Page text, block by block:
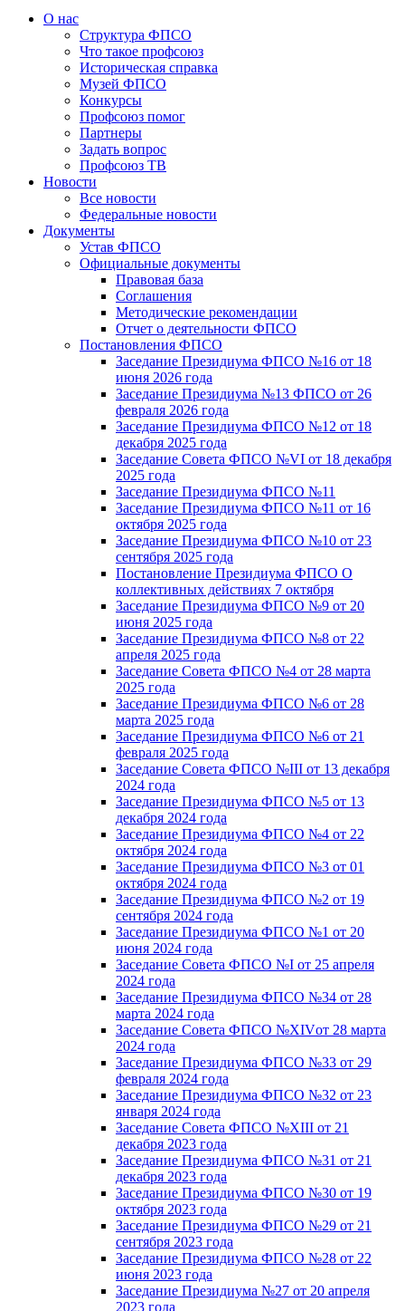
О нас
Структура ФПСО
Что такое профсоюз
Историческая справка
Музей ФПСО
Конкурсы
Профсоюз помог
Партнеры
Задать вопрос
Профсоюз ТВ
Новости
Все новости
Федеральные новости
Документы
Устав ФПСО
Официальные документы
Правовая база
Соглашения
Методические рекомендации
Отчет о деятельности ФПСО
Постановления ФПСО
Заседание Президиума ФПСО №16 от 18
июня 2026 года
Заседание Президиума №13 ФПСО от 26
февраля 2026 года
Заседание Президиума ФПСО №12 от 18
декабря 2025 года
Заседание Совета ФПСО №VI от 18 декабря
2025 года
Заседание Президиума ФПСО №11
Заседание Президиума ФПСО №11 от 16
октября 2025 года
Заседание Президиума ФПСО №10 от 23
сентября 2025 года
Постановление Президиума ФПСО О
коллективных действиях 7 октября
Заседание Президиума ФПСО №9 от 20
июня 2025 года
Заседание Президиума ФПСО №8 от 22
апреля 2025 года
Заседание Совета ФПСО №4 от 28 марта
2025 года
Заседание Президиума ФПСО №6 от 28
марта 2025 года
Заседание Президиума ФПСО №6 от 21
февраля 2025 года
Заседание Совета ФПСО №III от 13 декабря
2024 года
Заседание Президиума ФПСО №5 от 13
декабря 2024 года
Заседание Президиума ФПСО №4 от 22
октября 2024 года
Заседание Президиума ФПСО №3 от 01
октября 2024 года
Заседание Президиума ФПСО №2 от 19
сентября 2024 года
Заседание Президиума ФПСО №1 от 20
июня 2024 года
Заседание Совета ФПСО №I от 25 апреля
2024 года
Заседание Президиума ФПСО №34 от 28
марта 2024 года
Заседание Совета ФПСО №XIVот 28 марта
2024 года
Заседание Президиума ФПСО №33 от 29
февраля 2024 года
Заседание Президиума ФПСО №32 от 23
января 2024 года
Заседание Совета ФПСО №XIII от 21
декабря 2023 года
Заседание Президиума ФПСО №31 от 21
декабря 2023 года
Заседание Президиума ФПСО №30 от 19
октября 2023 года
Заседание Президиума ФПСО №29 от 21
сентября 2023 года
Заседание Президиума ФПСО №28 от 22
июня 2023 года
Заседание Президиума №27 от 20 апреля
2023 года